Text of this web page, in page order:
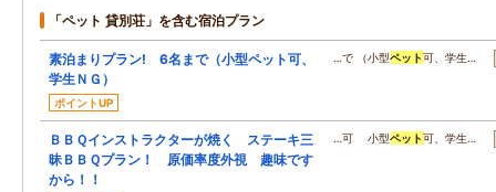
「ペット 貸別荘」を含む宿泊プラン
素泊まりプラン! 6名まで（小型ペット可、
学生ＮＧ）
ポイントUP
…で （小型ペット可、学生…
ＢＢＱインストラクターが焼く ステーキ三
昧ＢＢＱプラン！ 原価率度外視 趣味です
から！！
…可 小型ペット可、学生…